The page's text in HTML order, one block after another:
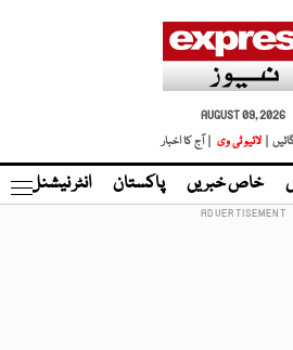
AUGUST 09, 2026
|
لائیو ٹی وی | آج کا اخبار
خاص خبریں پاکستان انٹر نیشنل